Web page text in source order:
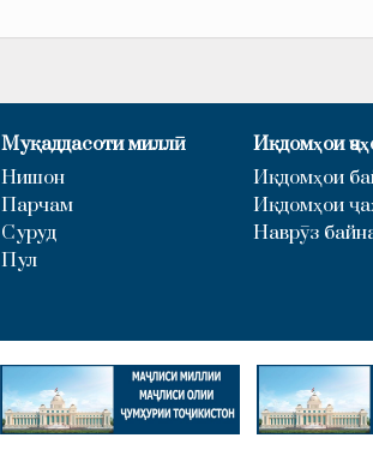
Муқаддасоти миллӣ
Нишон
Парчам
Суруд
Пул
Иқдомҳои
Иқдомҳои
Иқдомҳои
Наврӯз